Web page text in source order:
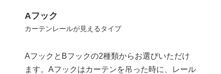
Aフック
カーテンレールが見えるタイプ
AフックとBフックの2種類からお選びいただけ
ます。Aフックはカーテンを吊った時に、レール